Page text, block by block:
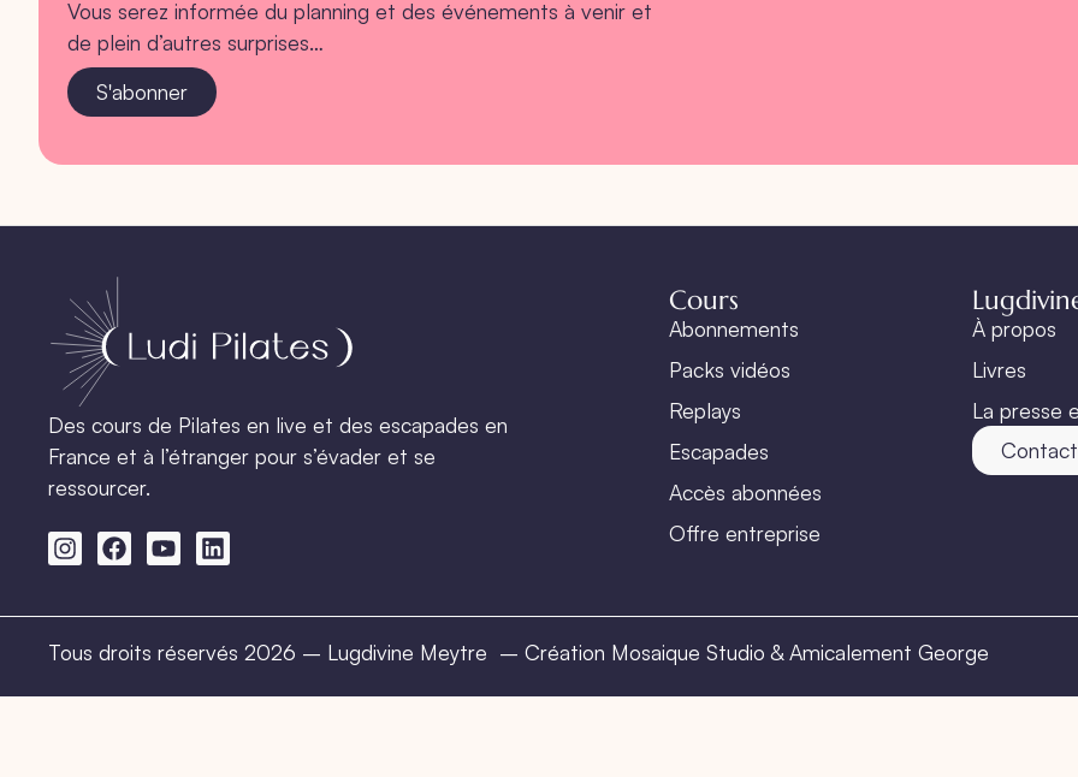
Vous serez informée du planning et des événements à venir et
de plein d’autres surprises…
S'abonner
Des cours de Pilates en live et des escapades en
France et à l’étranger pour s’évader et se
ressourcer.
Cours
Abonnements
Packs vidéos
Replays
Escapades
Accès abonnées
Offre entreprise
À propos
Livres
La presse
Contact
Tous droits réservés 2026 – Lugdivine Meytre – Création Mosaique Studio & Amicalement George